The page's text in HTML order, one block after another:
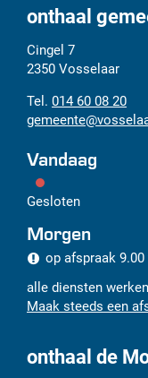
onthaal
Adres
Cingel 7
2350 Vosselaar
Tel.
014 60 08 20
E-
mail
gemeente@
Vandaag
Gesloten
Morgen
op afspraak 9.00
alle diensten
Maak steeds een
onthaal de